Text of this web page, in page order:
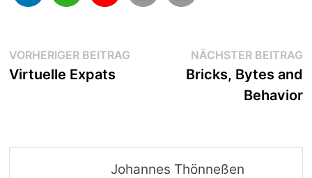
Beitragsnavigation
VORHERIGER BEITRAG Vorheriger
Virtuelle Expats
NÄCHSTER BEITRAG
Bricks, Bytes and
Behavior
Johannes Thönneßen